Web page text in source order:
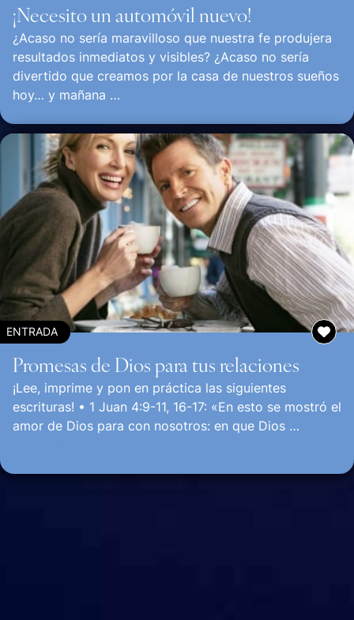
¡Necesito un automóvil nuevo!
¿Acaso no sería maravilloso que nuestra fe produjera
resultados inmediatos y visibles? ¿Acaso no sería
divertido que creamos por la casa de nuestros sueños
hoy… y mañana …
ENTRADA
Promesas de Dios para tus relaciones
¡Lee, imprime y pon en práctica las siguientes
escrituras! • 1 Juan 4:9-11, 16-17: «En esto se mostró el
amor de Dios para con nosotros: en que Dios …